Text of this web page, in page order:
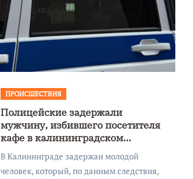
ПРОИСШЕСТВИЯ
Полицейские задержали
мужчину, избившего посетителя
кафе в калининградском
развлекательном центре
В Калининграде задержан молодой
человек, который, по данным следствия,
Фотокадры, как
Калининград
завалило после
снежного бурана